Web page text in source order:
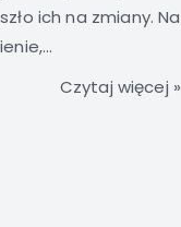
ich na zmiany. Na
Czytaj więcej »